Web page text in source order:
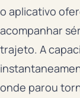
o aplicativo
acompanhar
trajeto. A
onde parou